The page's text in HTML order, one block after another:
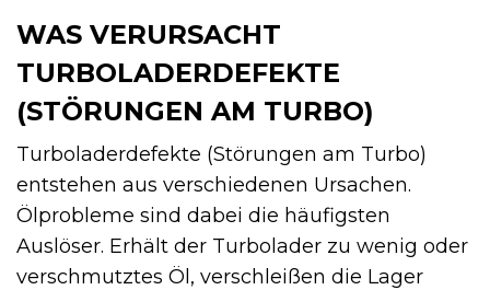
WAS VERURSACHT
TURBOLADERDEFEKTE
(STÖRUNGEN AM TURBO)
Turboladerdefekte (Störungen am Turbo)
entstehen aus verschiedenen Ursachen.
Ölprobleme sind dabei die häufigsten
Auslöser. Erhält der Turbolader zu wenig oder
verschmutztes Öl, verschleißen die Lager